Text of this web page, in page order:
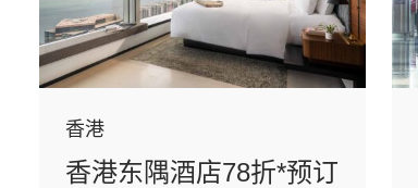
香港
香港东隅酒店78折*预订